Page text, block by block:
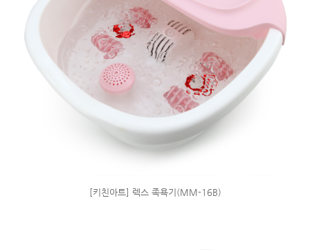
[키친아트] 렉스 족욕기(MM-16B)